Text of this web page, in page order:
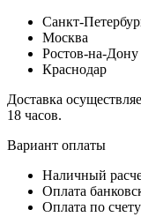
Санкт-
Москва
Ростов-на-Дону
Краснодар
Доставка
18 часов.
Вариант оплаты
Наличный
Оплата
Оплата по